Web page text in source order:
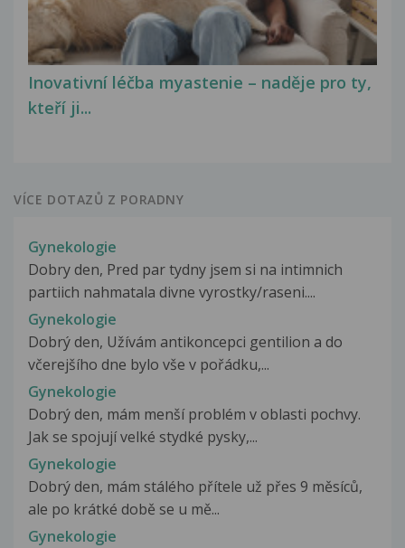
Inovativní léčba myastenie – naděje pro ty,
kteří ji...
VÍCE DOTAZŮ Z PORADNY
Gynekologie
Dobry den, Pred par tydny jsem si na intimnich
partiich nahmatala divne vyrostky/raseni....
Gynekologie
Dobrý den, Užívám antikoncepci gentilion a do
včerejšího dne bylo vše v pořádku,...
Gynekologie
Dobrý den, mám menší problém v oblasti pochvy.
Jak se spojují velké stydké pysky,...
Gynekologie
Dobrý den, mám stálého přítele už přes 9 měsíců,
ale po krátké době se u mě...
Gynekologie